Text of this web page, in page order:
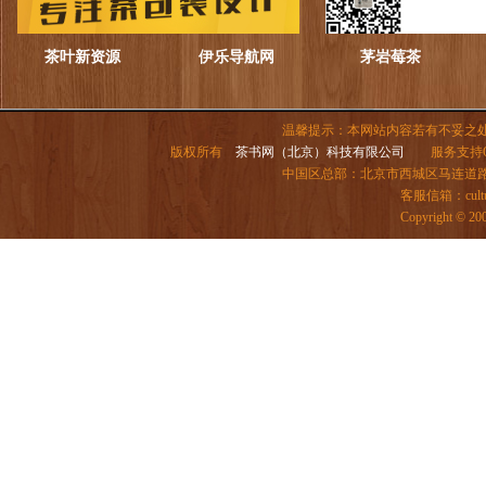
茶叶新资源 伊乐导航网 茅岩莓茶
温馨提示：本网站内容若有不妥之
版权所有茶书网（北京）科技有限公司
服务支持
中国区总部：北京市西城区马连道
客服信箱：
Copyright ©